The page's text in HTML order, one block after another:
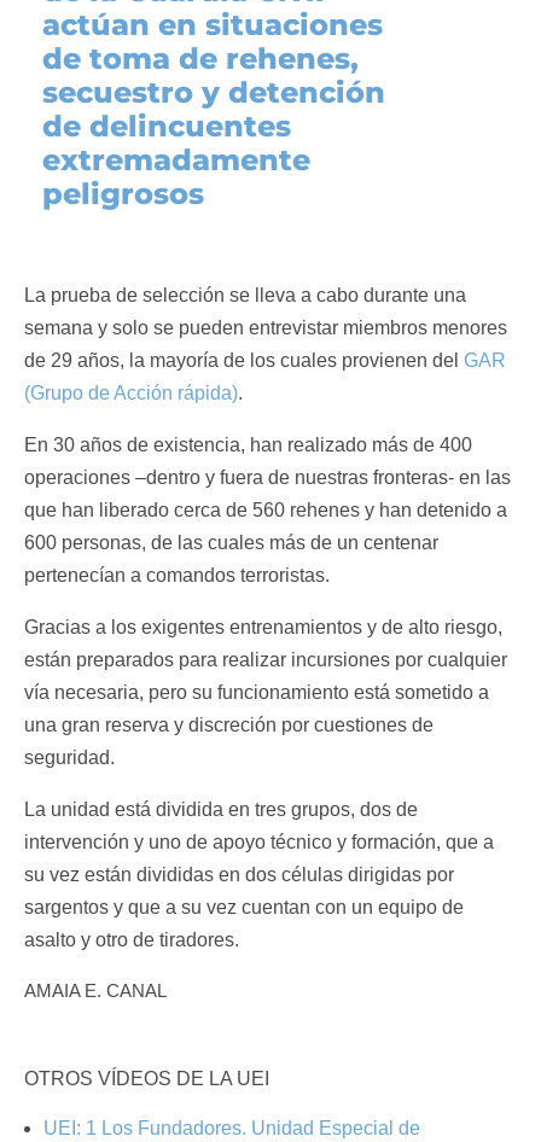
actúan en situaciones
de toma de rehenes,
secuestro y detención
de delincuentes
extremadamente
peligrosos
La prueba de selección se lleva a cabo durante una
semana y solo se pueden entrevistar miembros menores
de 29 años, la mayoría de los cuales provienen del GAR
(Grupo de Acción rápida).
En 30 años de existencia, han realizado más de 400
operaciones –dentro y fuera de nuestras fronteras- en las
que han liberado cerca de 560 rehenes y han detenido a
600 personas, de las cuales más de un centenar
pertenecían a comandos terroristas.
Gracias a los exigentes entrenamientos y de alto riesgo,
están preparados para realizar incursiones por cualquier
vía necesaria, pero su funcionamiento está sometido a
una gran reserva y discreción por cuestiones de
seguridad.
La unidad está dividida en tres grupos, dos de
intervención y uno de apoyo técnico y formación, que a
su vez están divididas en dos células dirigidas por
sargentos y que a su vez cuentan con un equipo de
asalto y otro de tiradores.
AMAIA E. CANAL
OTROS VÍDEOS DE LA UEI
UEI: 1 Los Fundadores. Unidad Especial de